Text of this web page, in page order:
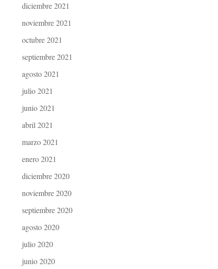
diciembre 2021
noviembre 2021
octubre 2021
septiembre 2021
agosto 2021
julio 2021
junio 2021
abril 2021
marzo 2021
enero 2021
diciembre 2020
noviembre 2020
septiembre 2020
agosto 2020
julio 2020
junio 2020